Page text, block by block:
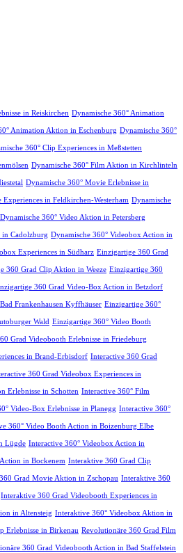
in Reiskirchen Dynamische 360° Animation
Animation Aktion in Eschenburg Dynamische 360°
360° Clip Experiences in Meßstetten
Dynamische 360° Film Aktion in Kirchlinteln
Dynamische 360° Movie Erlebnisse in
in Feldkirchen-Westerham Dynamische
Dynamische 360° Video Aktion in Petersberg
in Cadolzburg Dynamische 360° Videobox Action in
Experiences in Südharz Einzigartige 360 Grad
360 Grad Clip Aktion in Weeze Einzigartige 360
360 Grad Video-Box Action in Betzdorf
Frankenhausen Kyffhäuser Einzigartige 360°
Wald Einzigartige 360° Video Booth
Grad Videobooth Erlebnisse in Friedeburg
in Brand-Erbisdorf Interactive 360 Grad
360 Grad Videobox Experiences in
Erlebnisse in Schotten Interactive 360° Film
Video-Box Erlebnisse in Planegg Interactive 360°
360° Video Booth Action in Boizenburg Elbe
Lügde Interactive 360° Videobox Action in
in Bockenem Interaktive 360 Grad Clip
Grad Movie Aktion in Zschopau Interaktive 360
Interaktive 360 Grad Videobooth Experiences in
in Altensteig Interaktive 360° Videobox Aktion in
Erlebnisse in Birkenau Revolutionäre 360 Grad Film
360 Grad Videobooth Action in Bad Staffelstein